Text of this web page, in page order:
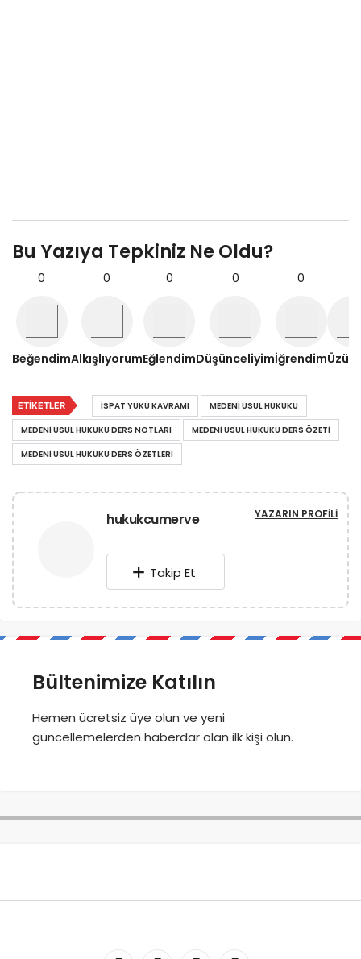
Bu Yazıya Tepkiniz Ne Oldu?
0
Beğendim
0
Alkışlıyorum
0
Eğlendim
0
Düşünceliyim
0
İğrendim
ETIKETLER İSPAT YÜKÜ KAVRAMI
MEDENI USUL HUKUKU
MEDENI USUL HUKUKU DERS NOTLARI
MEDENI USUL HUKUKU DERS ÖZETI
MEDENI USUL HUKUKU DERS ÖZETLERI
hukukcumerve YAZARIN PROFILI
Takip Et
Bültenimize Katılın
Hemen ücretsiz üye olun ve yeni
güncellemelerden haberdar olan ilk kişi olun.